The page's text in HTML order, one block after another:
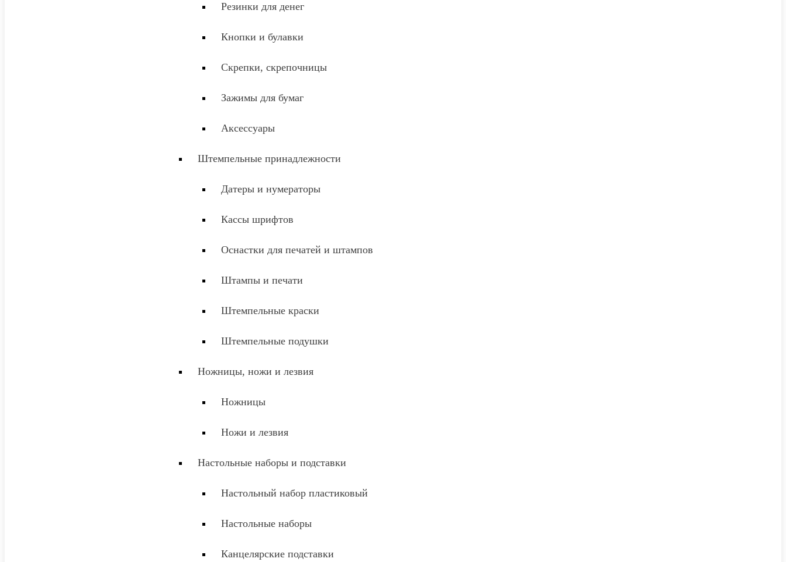
Резинки для денег
Кнопки и булавки
Скрепки, скрепочницы
Зажимы для бумаг
Аксессуары
Штемпельные принадлежности
Датеры и нумераторы
Кассы шрифтов
Оснастки для печатей и штампов
Штампы и печати
Штемпельные краски
Штемпельные подушки
Ножницы, ножи и лезвия
Ножницы
Ножи и лезвия
Настольные наборы и подставки
Настольный набор пластиковый
Настольные наборы
Канцелярские подставки